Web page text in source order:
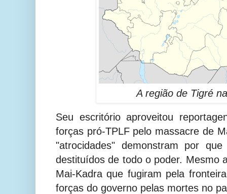
A região de Tigré
Seu escritório aproveitou
forças pró-TPLF pelo massacre de
"atrocidades" demonstram por
destituídos de todo o poder. Mesmo
Mai-Kadra que fugiram pela
forças do governo pelas mortes no